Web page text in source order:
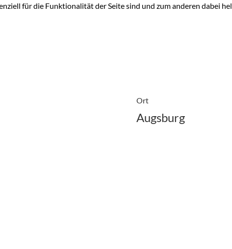
Ort
Augsburg
für die Funktionalität der Seite sind und zum anderen dabei